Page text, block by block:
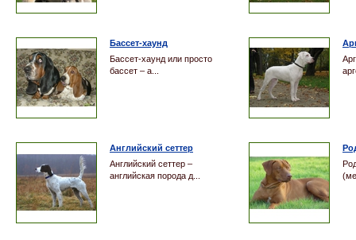
Бассет-хаунд
Бассет-хаунд или просто
бассет – а...
Английский сеттер
Английский сеттер –
английская порода д...